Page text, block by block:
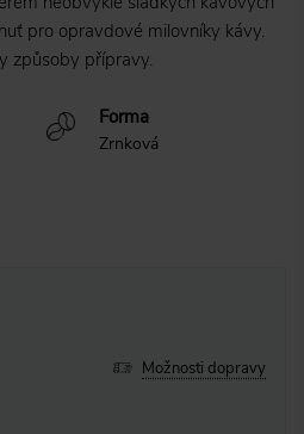
pro opravdové milovníky kávy.
způsoby přípravy.
Forma
Zrnková
Možnosti dopravy